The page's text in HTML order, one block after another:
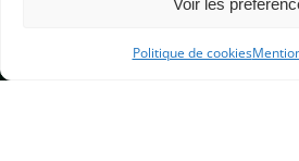
Politique de cookies
MENTIONS